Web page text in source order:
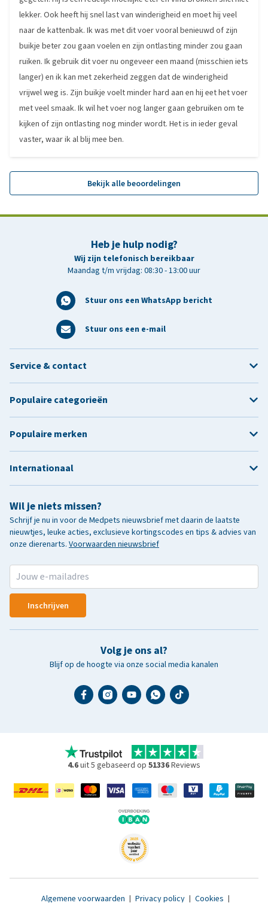
lekker. Ook heeft hij snel last van winderigheid en moet hij veel
naar de kattenbak. Ik was met dit voer vooral benieuwd of zijn
buikje beter zou gaan voelen en zijn ontlasting minder zou gaan
ruiken. Ik gebruik dit voer nu ongeveer een maand (misschien iets
langer) en ik kan met zekerheid zeggen dat de winderigheid
vrijwel weg is. Zijn buikje voelt minder hard aan en hij eet het voer
met veel smaak. Ik wil het voer nog langer gaan gebruiken om te
kijken of zijn ontlasting nog minder wordt. Het is in ieder geval
vaster, waar ik al blij mee ben.
Bekijk alle beoordelingen
Heb je hulp nodig?
Wij zijn telefonisch bereikbaar
Maandag t/m vrijdag: 08:30 - 13:00 uur
Stuur ons een WhatsApp bericht
Stuur ons een e-mail
Wil je niets missen?
Schrijf je nu in voor de Medpets nieuwsbrief met daarin de laatste
nieuwtjes, leuke acties, exclusieve kortingscodes en tips & advies van
onze dierenarts. Voorwaarden nieuwsbrief
Inschrijven
Volg je ons al?
Blijf op de hoogte via onze social media kanalen
Service & contact
Populaire categorieën
Populaire merken
Internationaal
4.6uit 5 gebaseerd op 51336Reviews
Algemene voorwaarden | Privacy policy | Cookies |